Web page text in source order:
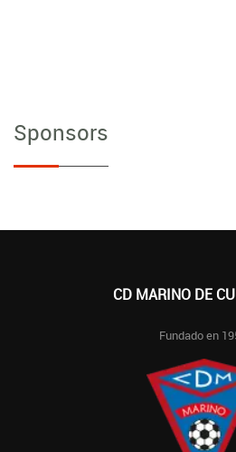
Sponsors
CD MARINO DE
Fundado en